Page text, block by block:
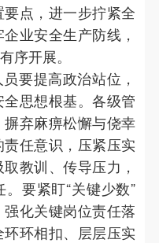
点，进一步拧紧全
业安全生产防线，
序开展。
要提高政治站位，
思想根基。各级管
弃麻痹松懈与侥幸
任意识，压紧压实
教训、传导压力，
要紧盯“关键少数”
化关键岗位责任落
环相扣、层层压实